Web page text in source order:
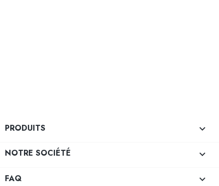
PRODUITS 
NOTRE SOCIÉTÉ 
FAQ 